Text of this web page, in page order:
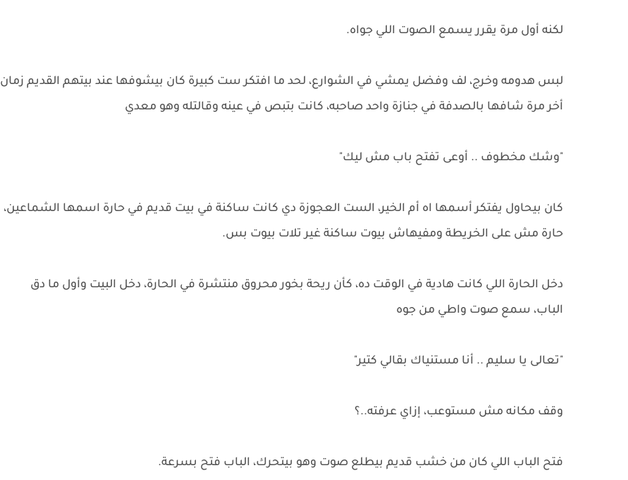
لكنه أول مرة يقرر يسمع الصوت اللي جواه.
لبس هدومه وخرج، لف وفضل يمشي في الشوارع، لحد ما افتكر ست كبيرة كان بيشوفها عند بيتهم القديم زمان
أخر مرة شافها بالصدفة في جنازة واحد صاحبه، كانت بتبص في عينه وقالتله وهو معدي
"وشك مخطوف .. أوعى تفتح باب مش ليك"
كان بيحاول يفتكر أسمها اه أم الخير، الست العجوزة دي كانت ساكنة في بيت قديم في حارة اسمها الشماعين،
حارة مش على الخريطة ومفيهاش بيوت ساكنة غير تلات بيوت بس.
دخل الحارة اللي كانت هادية في الوقت ده، كأن ريحة بخور محروق منتشرة في الحارة، دخل البيت وأول ما دق
الباب، سمع صوت واطي من جوه
"تعالى يا سليم .. أنا مستنياك بقالي كتير"
وقف مكانه مش مستوعب، إزاي عرفته..؟
فتح الباب اللي كان من خشب قديم بيطلع صوت وهو بيتحرك، الباب فتح بسرعة.